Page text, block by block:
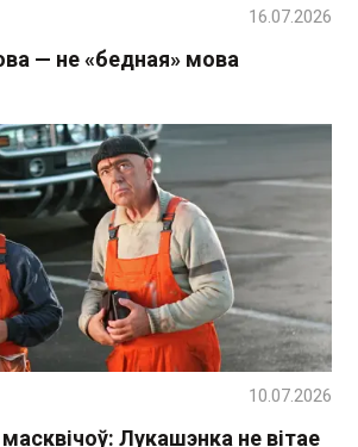
— не «бедная» мова
16.07.2026
Лукашэнка не вітае
10.07.2026